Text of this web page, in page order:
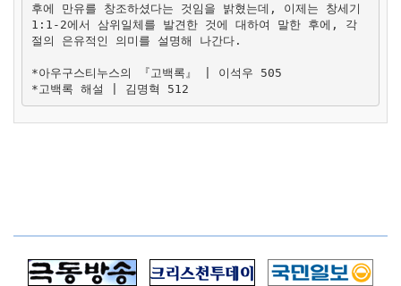
후에 만유를 창조하셨다는 것임을 밝혔는데, 이제는 창세기
1:1-2에서 삼위일체를 발견한 것에 대하여 말한 후에, 각
절의 은유적인 의미를 설명해 나간다.
*아우구스티누스의 『고백록』 | 이석우 505